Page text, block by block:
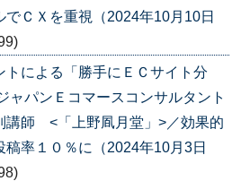
ＣＸを重視（2024年10月10日
トによる「勝手にＥＣサイト分
パンＥコマースコンサルタント
師 <「上野凮月堂」>／効果的
稿率１０％に（2024年10月3日